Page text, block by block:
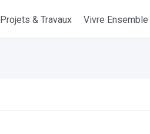
Projets & Travaux Vivre Ensemble